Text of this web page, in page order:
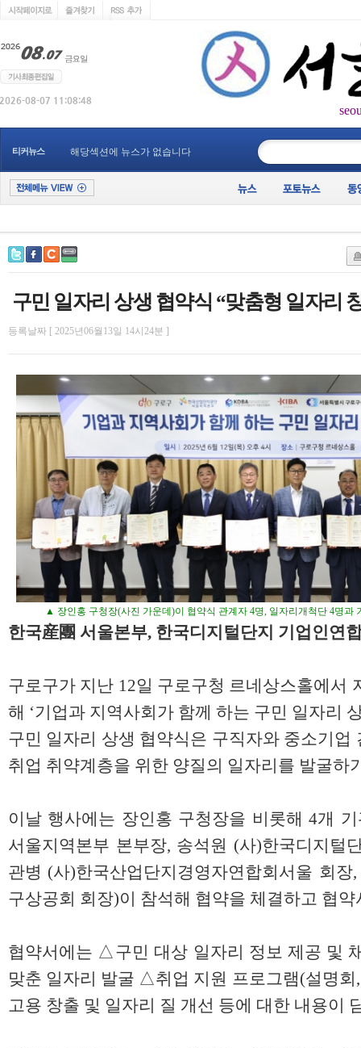
티커뉴스 해당섹션에 뉴스가 없습니다
구민 일자리 상생 협약식 “맞춤형 일자리
등록날짜 [ 2025년06월13일 14시24분 ]
▲ 장인홍 구청장(사진 가운데)이 협약식 관계자 4명, 일자리개척단 4명과
한국産團 서울본부, 한국디지털단지 기업인연
구로구가 지난 12일 구로구청 르네상스홀에서
해 ‘기업과 지역사회가 함께 하는 구민 일자리
구민 일자리 상생 협약식은 구직자와 중소기업
취업 취약계층을 위한 양질의 일자리를 발굴하
이날 행사에는 장인홍 구청장을 비롯해 4개
서울지역본부 본부장, 송석원 (사)한국디지털
관병 (사)한국산업단지경영자연합회서울 회
구상공회 회장)이 참석해 협약을 체결하고 협
협약서에는 △구민 대상 일자리 정보 제공 및
맞춘 일자리 발굴 △취업 지원 프로그램(설명
고용 창출 및 일자리 질 개선 등에 대한 내용이